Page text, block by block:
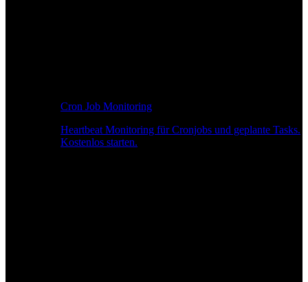
Cron Job Monitoring
Heartbeat Monitoring für Cronjobs und geplante Tasks.
Kostenlos starten.